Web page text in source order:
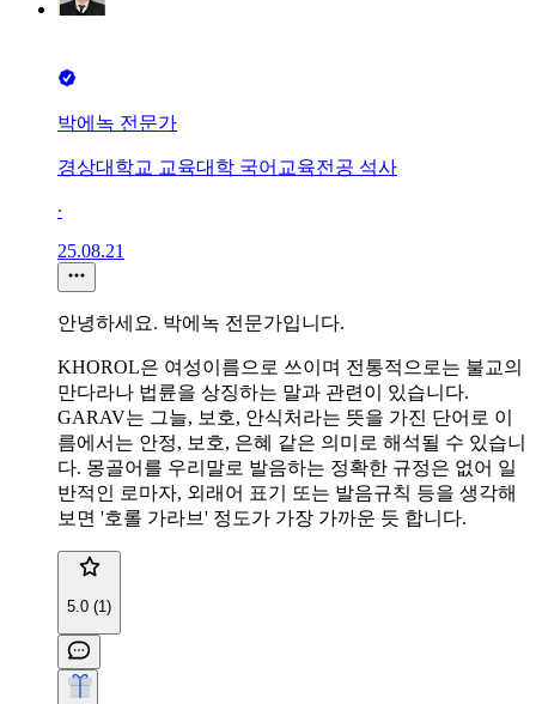
박에녹 전문가
경상대학교 교육대학 국어교육전공 석사
∙
25.08.21
안녕하세요. 박에녹 전문가입니다.
KHOROL은 여성이름으로 쓰이며 전통적으로는 불교의
만다라나 법륜을 상징하는 말과 관련이 있습니다.
GARAV는 그늘, 보호, 안식처라는 뜻을 가진 단어로 이
름에서는 안정, 보호, 은혜 같은 의미로 해석될 수 있습니
다. 몽골어를 우리말로 발음하는 정확한 규정은 없어 일
반적인 로마자, 외래어 표기 또는 발음규칙 등을 생각해
보면 '호롤 가라브' 정도가 가장 가까운 듯 합니다.
5.0 (1)